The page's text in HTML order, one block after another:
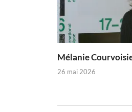
Mélanie
26 mai 2026